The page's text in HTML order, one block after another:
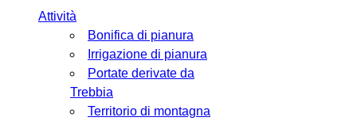
Attività
Bonifica di pianura
Irrigazione di pianura
Portate derivate da
Trebbia
Territorio di montagna